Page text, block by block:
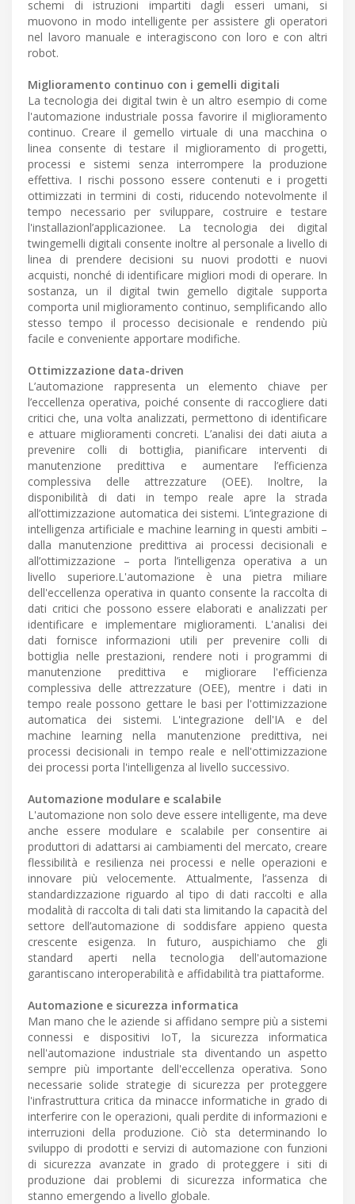
schemi di istruzioni impartiti dagli esseri umani, si
muovono in modo intelligente per assistere gli operatori
nel lavoro manuale e interagiscono con loro e con altri
robot.
Miglioramento continuo con i gemelli digitali
La tecnologia dei digital twin è un altro esempio di come
l'automazione industriale possa favorire il miglioramento
continuo. Creare il gemello virtuale di una macchina o
linea consente di testare il miglioramento di progetti,
processi e sistemi senza interrompere la produzione
effettiva. I rischi possono essere contenuti e i progetti
ottimizzati in termini di costi, riducendo notevolmente il
tempo necessario per sviluppare, costruire e testare
l'installazionl’applicazionee. La tecnologia dei digital
twingemelli digitali consente inoltre al personale a livello di
linea di prendere decisioni su nuovi prodotti e nuovi
acquisti, nonché di identificare migliori modi di operare. In
sostanza, un il digital twin gemello digitale supporta
comporta unil miglioramento continuo, semplificando allo
stesso tempo il processo decisionale e rendendo più
facile e conveniente apportare modifiche.
Ottimizzazione data-driven
L’automazione rappresenta un elemento chiave per
l’eccellenza operativa, poiché consente di raccogliere dati
critici che, una volta analizzati, permettono di identificare
e attuare miglioramenti concreti. L’analisi dei dati aiuta a
prevenire colli di bottiglia, pianificare interventi di
manutenzione predittiva e aumentare l’efficienza
complessiva delle attrezzature (OEE). Inoltre, la
disponibilità di dati in tempo reale apre la strada
all’ottimizzazione automatica dei sistemi. L’integrazione di
intelligenza artificiale e machine learning in questi ambiti –
dalla manutenzione predittiva ai processi decisionali e
all’ottimizzazione – porta l’intelligenza operativa a un
livello superiore.L'automazione è una pietra miliare
dell'eccellenza operativa in quanto consente la raccolta di
dati critici che possono essere elaborati e analizzati per
identificare e implementare miglioramenti. L'analisi dei
dati fornisce informazioni utili per prevenire colli di
bottiglia nelle prestazioni, rendere noti i programmi di
manutenzione predittiva e migliorare l'efficienza
complessiva delle attrezzature (OEE), mentre i dati in
tempo reale possono gettare le basi per l'ottimizzazione
automatica dei sistemi. L'integrazione dell'IA e del
machine learning nella manutenzione predittiva, nei
processi decisionali in tempo reale e nell'ottimizzazione
dei processi porta l'intelligenza al livello successivo.
Automazione modulare e scalabile
L'automazione non solo deve essere intelligente, ma deve
anche essere modulare e scalabile per consentire ai
produttori di adattarsi ai cambiamenti del mercato, creare
flessibilità e resilienza nei processi e nelle operazioni e
innovare più velocemente. Attualmente, l’assenza di
standardizzazione riguardo al tipo di dati raccolti e alla
modalità di raccolta di tali dati sta limitando la capacità del
settore dell’automazione di soddisfare appieno questa
crescente esigenza. In futuro, auspichiamo che gli
standard aperti nella tecnologia dell'automazione
garantiscano interoperabilità e affidabilità tra piattaforme.
Automazione e sicurezza informatica
Man mano che le aziende si affidano sempre più a sistemi
connessi e dispositivi IoT, la sicurezza informatica
nell'automazione industriale sta diventando un aspetto
sempre più importante dell'eccellenza operativa. Sono
necessarie solide strategie di sicurezza per proteggere
l'infrastruttura critica da minacce informatiche in grado di
interferire con le operazioni, quali perdite di informazioni e
interruzioni della produzione. Ciò sta determinando lo
sviluppo di prodotti e servizi di automazione con funzioni
di sicurezza avanzate in grado di proteggere i siti di
produzione dai problemi di sicurezza informatica che
stanno emergendo a livello globale.